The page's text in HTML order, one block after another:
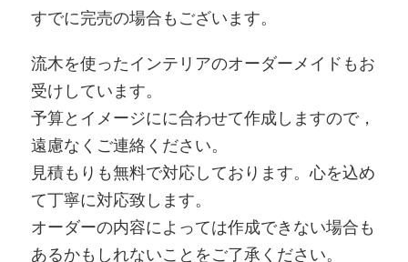
すでに完売の場合もございます。
流木を使ったインテリアのオーダーメイドもお
受けしています。
予算とイメージにに合わせて作成しますので，
遠慮なくご連絡ください。
見積もりも無料で対応しております。心を込め
て丁寧に対応致します。
オーダーの内容によっては作成できない場合も
あるかもしれないことをご了承ください。